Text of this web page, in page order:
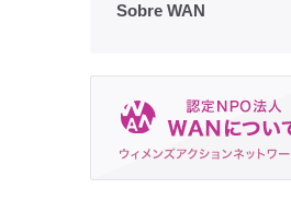
Sobre WAN